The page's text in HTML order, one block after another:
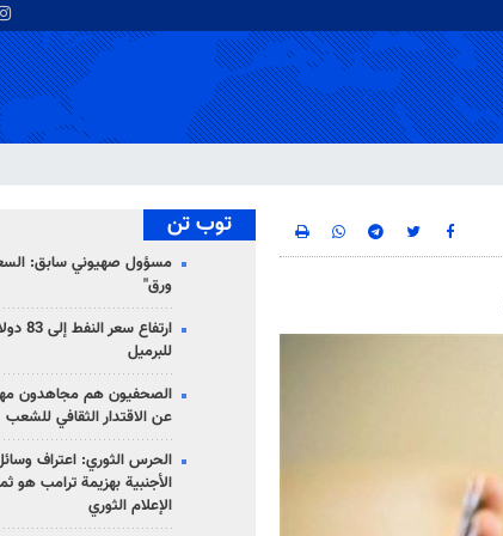
توب تن
مسؤول صهيوني سابق:
ورق"
للبرميل
الصحفيون هم مجاهدون
عن الاقتدار الثقافي للشعب
الحرس الثوري: اعتراف
الأجنبية بهزيمة ترامب هو
الإعلام الثوري